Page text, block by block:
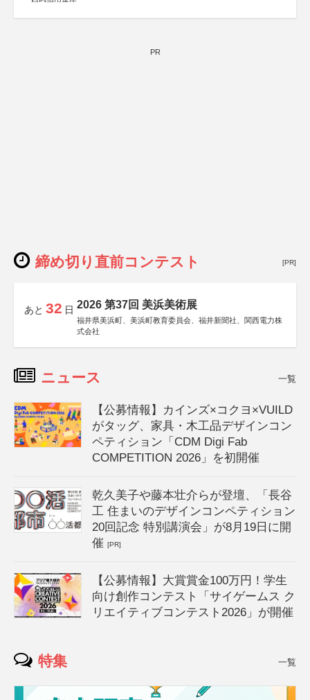
PR
締め切り直前コンテスト [PR]
あと 32 日 2026 第37回 美浜美術展
福井県美浜町、美浜町教育委員会、福井新聞社、関西電力株
式会社
ニュース 一覧
【公募情報】カインズ×コクヨ×VUILD
がタッグ、家具・木工品デザインコン
ペティション「CDM Digi Fab
COMPETITION 2026」を初開催
乾久美子や藤本壮介らが登壇、「長谷
工 住まいのデザインコンペティション
20回記念 特別講演会」が8月19日に開
催[PR]
【公募情報】大賞賞金100万円！学生
向け創作コンテスト「サイゲームス ク
リエイティブコンテスト2026」が開催
特集 一覧